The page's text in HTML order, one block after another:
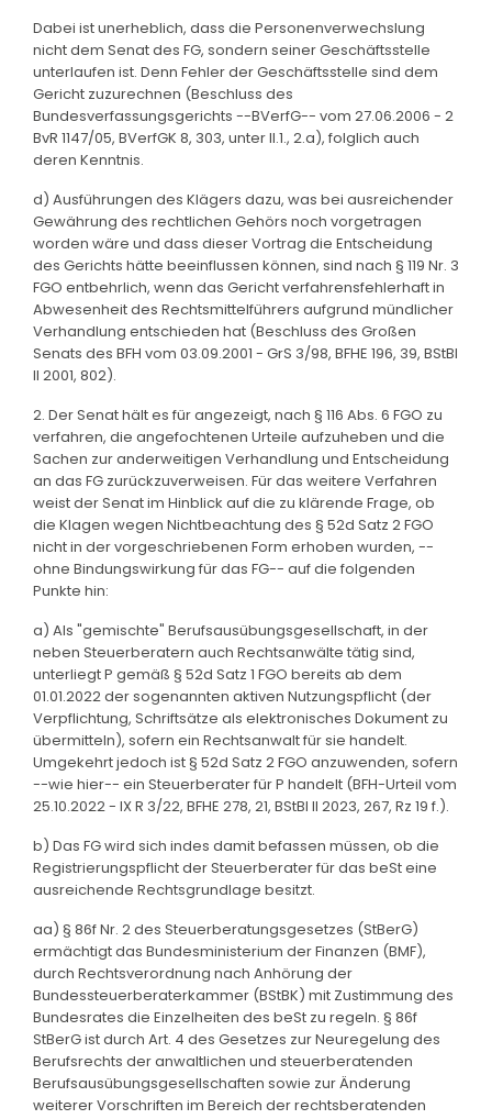
Dabei ist unerheblich, dass die Personenverwechslung
nicht dem Senat des FG, sondern seiner Geschäftsstelle
unterlaufen ist. Denn Fehler der Geschäftsstelle sind dem
Gericht zuzurechnen (Beschluss des
Bundesverfassungsgerichts --BVerfG-- vom 27.06.2006 - 2
BvR 1147/05, BVerfGK 8, 303, unter II.1., 2.a), folglich auch
deren Kenntnis.
d) Ausführungen des Klägers dazu, was bei ausreichender
Gewährung des rechtlichen Gehörs noch vorgetragen
worden wäre und dass dieser Vortrag die Entscheidung
des Gerichts hätte beeinflussen können, sind nach § 119 Nr. 3
FGO entbehrlich, wenn das Gericht verfahrensfehlerhaft in
Abwesenheit des Rechtsmittelführers aufgrund mündlicher
Verhandlung entschieden hat (Beschluss des Großen
Senats des BFH vom 03.09.2001 - GrS 3/98, BFHE 196, 39, BStBl
II 2001, 802).
2. Der Senat hält es für angezeigt, nach § 116 Abs. 6 FGO zu
verfahren, die angefochtenen Urteile aufzuheben und die
Sachen zur anderweitigen Verhandlung und Entscheidung
an das FG zurückzuverweisen. Für das weitere Verfahren
weist der Senat im Hinblick auf die zu klärende Frage, ob
die Klagen wegen Nichtbeachtung des § 52d Satz 2 FGO
nicht in der vorgeschriebenen Form erhoben wurden, --
ohne Bindungswirkung für das FG-- auf die folgenden
Punkte hin:
a) Als "gemischte" Berufsausübungsgesellschaft, in der
neben Steuerberatern auch Rechtsanwälte tätig sind,
unterliegt P gemäß § 52d Satz 1 FGO bereits ab dem
01.01.2022 der sogenannten aktiven Nutzungspflicht (der
Verpflichtung, Schriftsätze als elektronisches Dokument zu
übermitteln), sofern ein Rechtsanwalt für sie handelt.
Umgekehrt jedoch ist § 52d Satz 2 FGO anzuwenden, sofern
--wie hier-- ein Steuerberater für P handelt (BFH-Urteil vom
25.10.2022 - IX R 3/22, BFHE 278, 21, BStBl II 2023, 267, Rz 19 f.).
b) Das FG wird sich indes damit befassen müssen, ob die
Registrierungspflicht der Steuerberater für das beSt eine
ausreichende Rechtsgrundlage besitzt.
aa) § 86f Nr. 2 des Steuerberatungsgesetzes (StBerG)
ermächtigt das Bundesministerium der Finanzen (BMF),
durch Rechtsverordnung nach Anhörung der
Bundessteuerberaterkammer (BStBK) mit Zustimmung des
Bundesrates die Einzelheiten des beSt zu regeln. § 86f
StBerG ist durch Art. 4 des Gesetzes zur Neuregelung des
Berufsrechts der anwaltlichen und steuerberatenden
Berufsausübungsgesellschaften sowie zur Änderung
weiterer Vorschriften im Bereich der rechtsberatenden